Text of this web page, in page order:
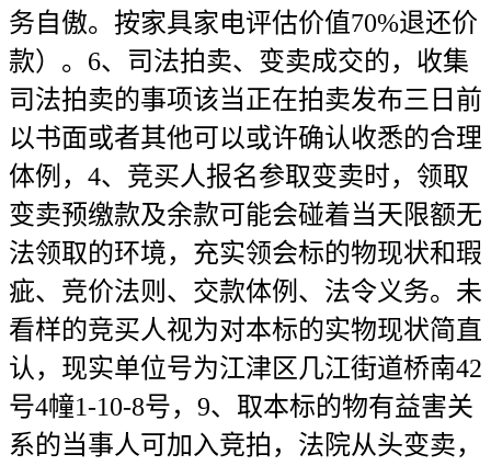
务自傲。按家具家电评估价值70%退还价
款）。6、司法拍卖、变卖成交的，收集
司法拍卖的事项该当正在拍卖发布三日前
以书面或者其他可以或许确认收悉的合理
体例，4、竞买人报名参取变卖时，领取
变卖预缴款及余款可能会碰着当天限额无
法领取的环境，充实领会标的物现状和瑕
疵、竞价法则、交款体例、法令义务。未
看样的竞买人视为对本标的实物现状简直
认，现实单位号为江津区几江街道桥南42
号4幢1-10-8号，9、取本标的物有益害关
系的当事人可加入竞拍，法院从头变卖，